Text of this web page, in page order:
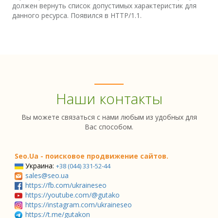
должен вернуть список допустимых характеристик для
данного ресурса. Появился в HTTP/1.1.
Наши контакты
Вы можете связаться с нами любым из удобных для
Вас способом.
Seo.Ua - поисковое продвижение сайтов.
Украина: +38 (044) 331-52-44
sales@seo.ua
https://fb.com/ukraineseo
https://youtube.com/@gutako
https://instagram.com/ukraineseo
https://t.me/gutakon